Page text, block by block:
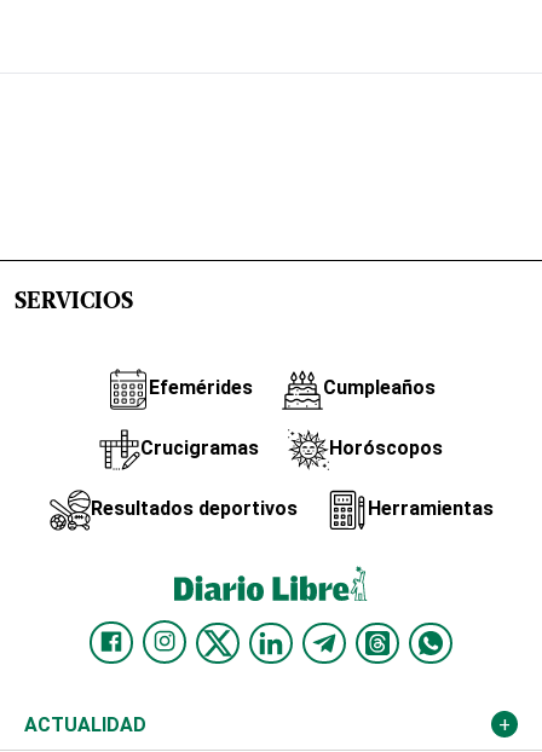
SERVICIOS
Efemérides Cumpleaños
Crucigramas Horóscopos
Resultados deportivos Herramientas
ACTUALIDAD